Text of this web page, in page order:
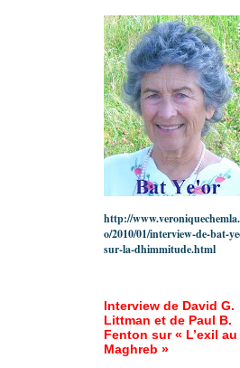
http://
o/2010/01/interview-de-bat-
sur-la-dhimmitude.html
Interview de David G.
Littman et de Paul B.
Fenton sur « L’exil au
Maghreb »